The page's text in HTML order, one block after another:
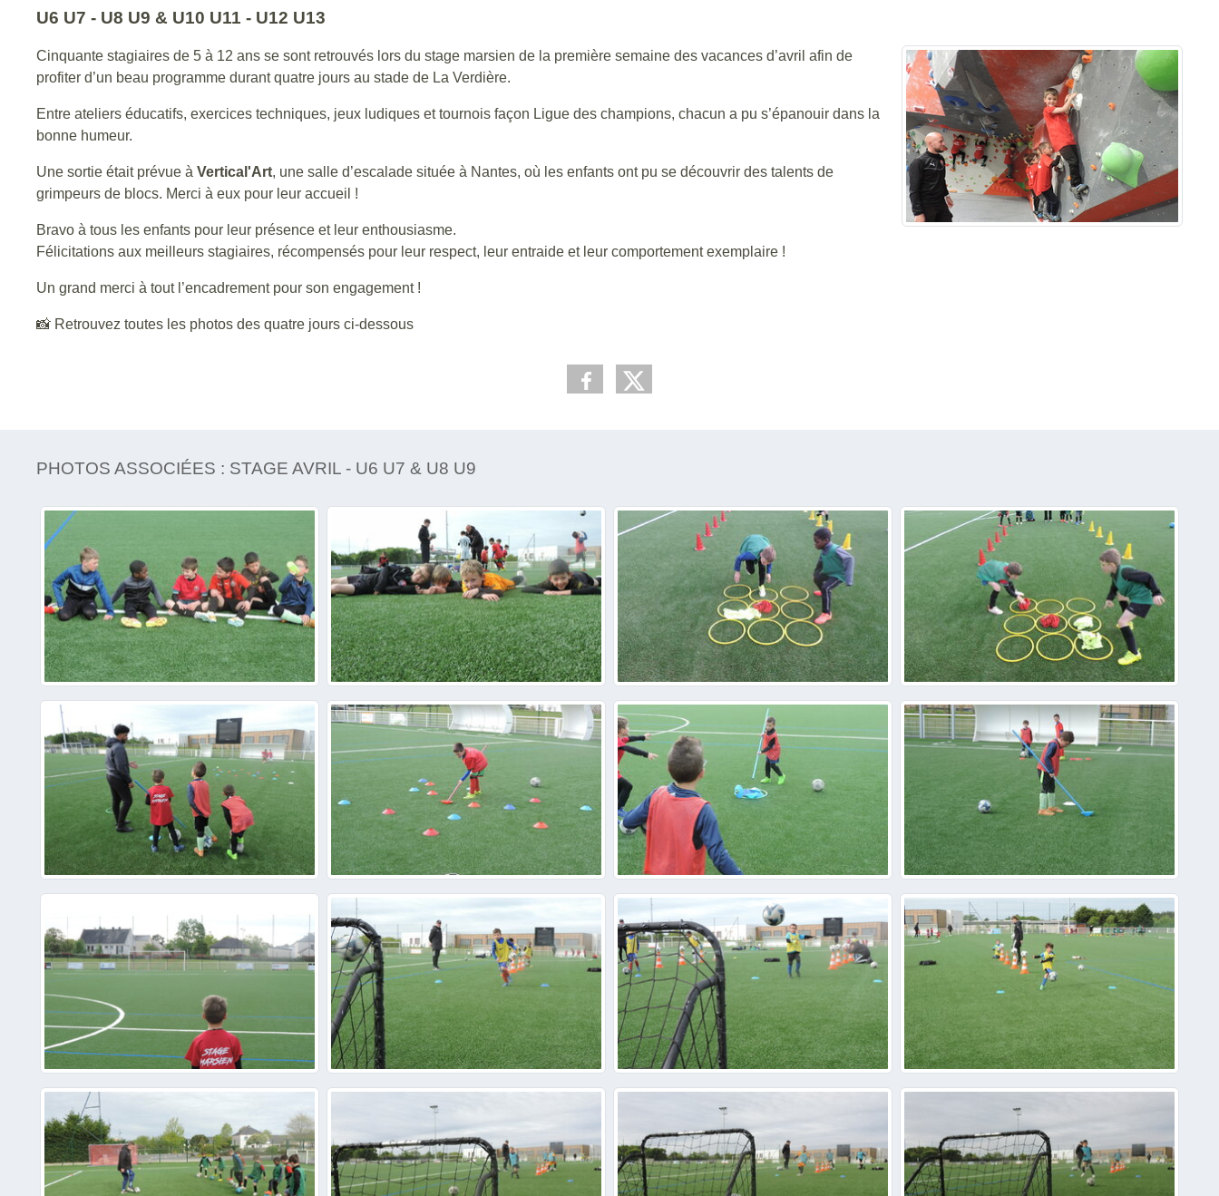
U6 U7 - U8 U9 & U10 U11 - U12 U13
Cinquante stagiaires de 5 à 12 ans se sont retrouvés lors du stage marsien de la première semaine des vacances d’avril afin de
profiter d’un beau programme durant quatre jours au stade de La Verdière.
Entre ateliers éducatifs, exercices techniques, jeux ludiques et tournois façon Ligue des champions, chacun a pu s’épanouir dans la
bonne humeur.
Une sortie était prévue à Vertical'Art, une salle d’escalade située à Nantes, où les enfants ont pu se découvrir des talents de
grimpeurs de blocs. Merci à eux pour leur accueil !
Bravo à tous les enfants pour leur présence et leur enthousiasme.
Félicitations aux meilleurs stagiaires, récompensés pour leur respect, leur entraide et leur comportement exemplaire !
Un grand merci à tout l’encadrement pour son engagement !
📸 Retrouvez toutes les photos des quatre jours ci-dessous
PHOTOS ASSOCIÉES : STAGE AVRIL - U6 U7 & U8 U9